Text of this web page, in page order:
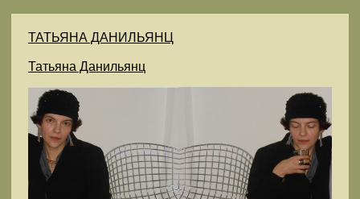
ТАТЬЯНА ДАНИЛЬЯНЦ
Татьяна Данильянц